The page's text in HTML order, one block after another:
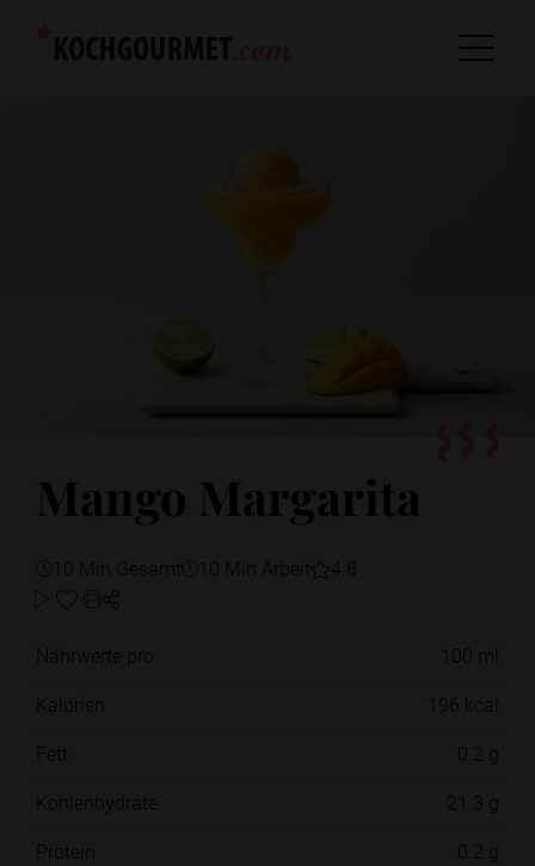
Mango Margarita
10 Min Gesamt 10 Min Arbeit 4.8
Nährwerte pro
100 ml
Kalorien
196 kcal
Fett
0.2 g
Kohlenhydrate
21.3 g
Protein
0.2 g